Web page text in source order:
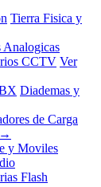
Tierra Fisica y
Analogicas
CCTV Ver
Diademas y
de Carga
y Moviles
Flash